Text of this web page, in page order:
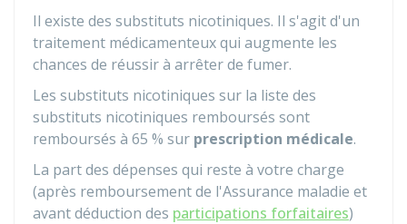
Il existe des substituts nicotiniques. Il s'agit d'un
traitement médicamenteux qui augmente les
chances de réussir à arrêter de fumer.
Les substituts nicotiniques sur la liste des
substituts nicotiniques remboursés sont
remboursés à 65 % sur prescription médicale.
La part des dépenses qui reste à votre charge
(après remboursement de l'Assurance maladie et
avant déduction des participations forfaitaires)